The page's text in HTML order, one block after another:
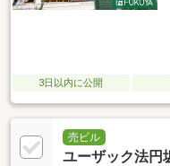
3日以内に公開
売ビル
ユーザック法円